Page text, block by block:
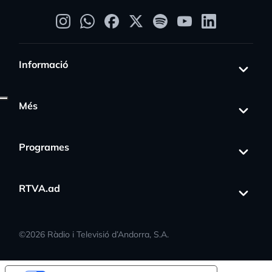
Informació
Més
Programes
RTVA.ad
©2026 Ràdio i Televisió d’Andorra, S.A.